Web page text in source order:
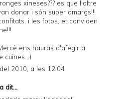
xineses??? es que l'altre
donar i són super amargs!!!
i les fotos, et conviden
ens hauràs d'afegir a
cuines...)
2010, a les 12:04
dit...